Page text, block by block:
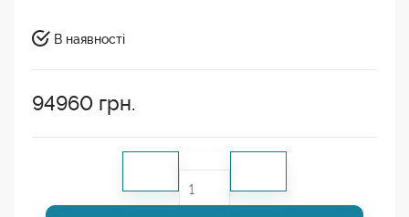
В наявності
94960 грн.